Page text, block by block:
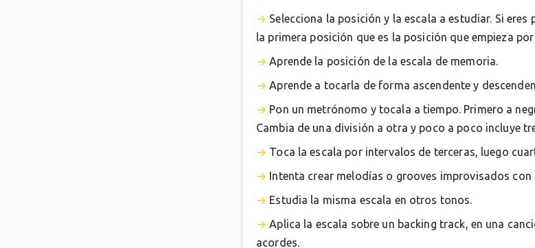
Selecciona la posición y la escala a estudiar. Si eres
la primera posición que es la posición que empieza
Aprende la posición de la escala de memoria.
Aprende a tocarla de forma ascendente y
Pon un metrónomo y tocala a tiempo. Primero a
Cambia de una división a otra y poco a poco incluye
Toca la escala por intervalos de terceras, luego
Intenta crear melodías o grooves improvisados con
Estudia la misma escala en otros tonos.
Aplica la escala sobre un backing track, en una
acordes.